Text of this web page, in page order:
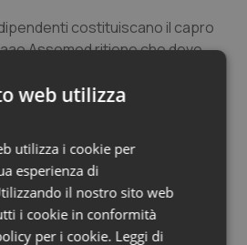
& Testa Collo
costituiscano il capro
Assomed ritiene che deve
lavoratori, in Italia in numero
europea, che assolvono
tutela di un bene prezioso
web utilizza
utilizza i cookie per
esperienza di
il nostro sito web
i cookie in conformità
per i cookie. Leggi di